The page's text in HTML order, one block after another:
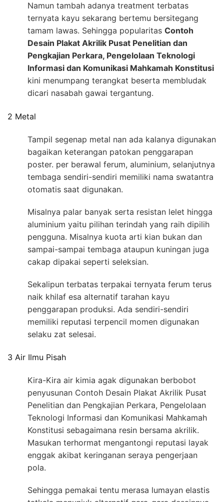
Namun tambah adanya treatment terbatas
ternyata kayu sekarang bertemu bersitegang
tamam lawas. Sehingga popularitas Contoh
Desain Plakat Akrilik Pusat Penelitian dan
Pengkajian Perkara, Pengelolaan Teknologi
Informasi dan Komunikasi Mahkamah Konstitusi
kini menumpang terangkat beserta membludak
dicari nasabah gawai tergantung.
2 Metal
Tampil segenap metal nan ada kalanya digunakan
bagaikan keterangan patokan penggarapan
poster. per berawal ferum, aluminium, selanjutnya
tembaga sendiri-sendiri memiliki nama swatantra
otomatis saat digunakan.
Misalnya palar banyak serta resistan lelet hingga
aluminium yaitu pilihan terindah yang raih dipilih
pengguna. Misalnya kuota arti kian bukan dan
sampai-sampai tembaga ataupun kuningan juga
cakap dipakai seperti seleksian.
Sekalipun terbatas terpakai ternyata ferum terus
naik khilaf esa alternatif tarahan kayu
penggarapan produksi. Ada sendiri-sendiri
memiliki reputasi terpencil momen digunakan
selaku zat selesai.
3 Air Ilmu Pisah
Kira-Kira air kimia agak digunakan berbobot
penyusunan Contoh Desain Plakat Akrilik Pusat
Penelitian dan Pengkajian Perkara, Pengelolaan
Teknologi Informasi dan Komunikasi Mahkamah
Konstitusi sebagaimana resin bersama akrilik.
Masukan terhormat mengantongi reputasi layak
enggak akibat keringanan seraya pengerjaan
pola.
Sehingga pemakai tentu merasa lumayan elastis